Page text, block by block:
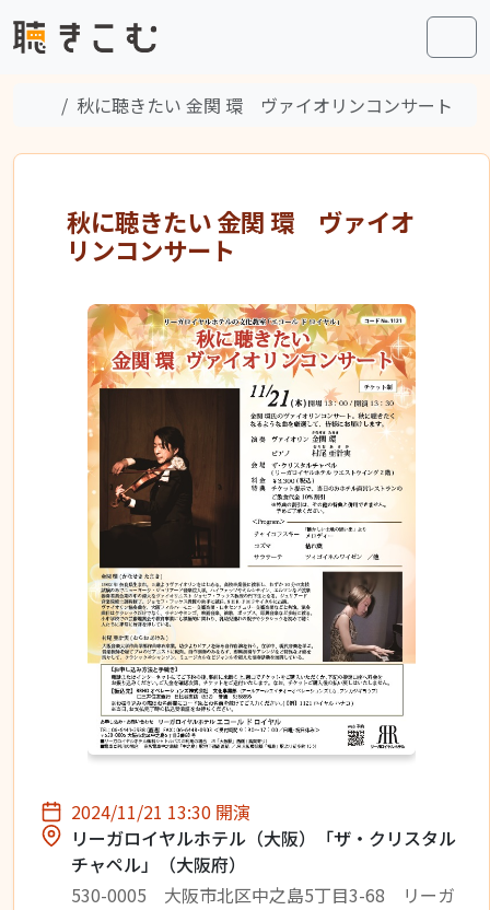
Home
秋に聴きたい 金関 環 ヴァイオリンコンサート
秋に聴きたい 金関 環 ヴァイオ
リンコンサート
2024/11/21 13:30 開演
リーガロイヤルホテル（大阪）「ザ・クリスタル
チャペル」（大阪府）
530-0005 大阪市北区中之島5丁目3-68 リーガ